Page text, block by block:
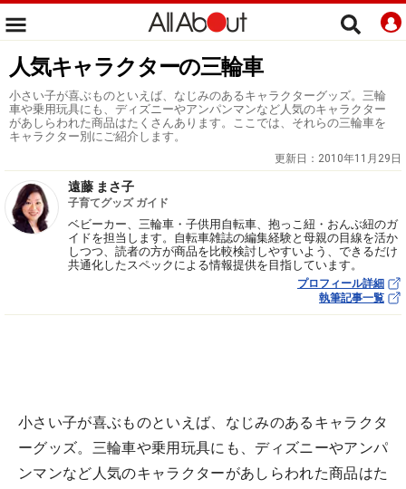
人気キャラクターの三輪車
小さい子が喜ぶものといえば、なじみのあるキャラクターグッズ。三輪
車や乗用玩具にも、ディズニーやアンパンマンなど人気のキャラクター
があしらわれた商品はたくさんあります。ここでは、それらの三輪車を
キャラクター別にご紹介します。
更新日： 2010年11月29日
遠藤 まさ子
子育てグッズ ガイド
ベビーカー、三輪車・子供用自転車、抱っこ紐・おんぶ紐のガ
イドを担当します。自転車雑誌の編集経験と母親の目線を活か
しつつ、読者の方が商品を比較検討しやすいよう、できるだけ
共通化したスペックによる情報提供を目指しています。
プロフィール詳細
執筆記事一覧
小さい子が喜ぶものといえば、なじみのあるキャラクタ
ーグッズ。三輪車や乗用玩具にも、ディズニーやアンパ
ンマンなど人気のキャラクターがあしらわれた商品はた